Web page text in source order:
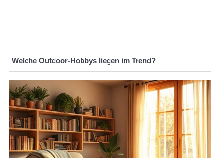
Welche Outdoor-Hobbys liegen im Trend?